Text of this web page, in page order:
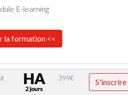
E-learning
la formation <<
399€ S'inscrire